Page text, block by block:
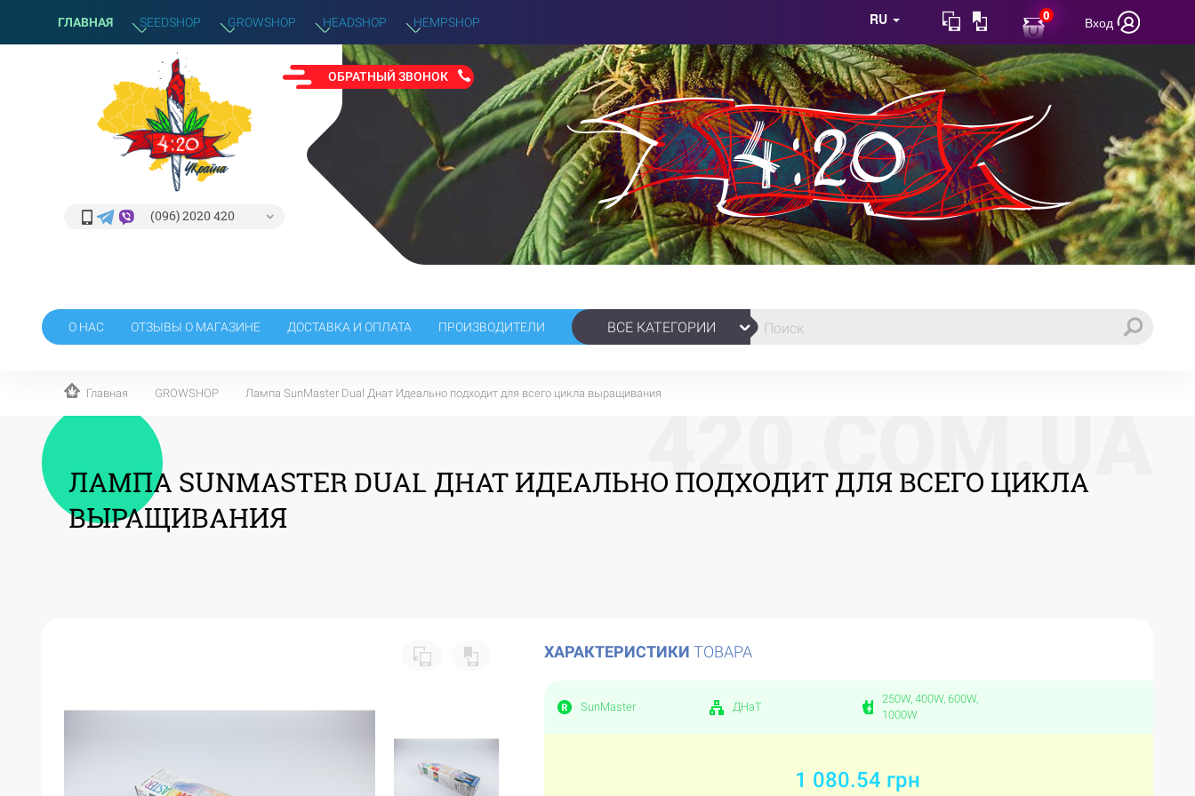
ГЛАВНАЯ SEEDSHOP GROWSHOP HEADSHOP HEMPSHOP RU 0 Вход
ОБРАТНЫЙ ЗВОНОК
(096) 2020 420
О НАС ОТЗЫВЫ О МАГАЗИНЕ ДОСТАВКА И ОПЛАТА ПРОИЗВОДИТЕЛИ ВСЕ КАТЕГОРИИ
Главная GROWSHOP Лампа SunMaster Dual Днат Идеально подходит для всего цикла выращивания
ЛАМПА SUNMASTER DUAL ДНАТ ИДЕАЛЬНО ПОДХОДИТ ДЛЯ ВСЕГО ЦИКЛА
ВЫРАЩИВАНИЯ
420.COM.U
ХАРАКТЕРИСТИКИ ТОВАРА
SunMaster ДНаТ
250W, 400W, 600W,
1000W
1 080.54 грн